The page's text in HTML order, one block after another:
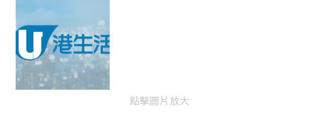
點擊圖片放大